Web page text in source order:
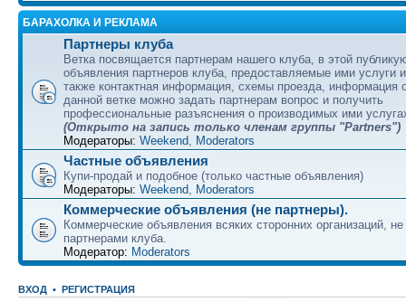
БАРАХОЛКА И РЕКЛАМА
Партнеры клуба
Ветка посвящается партнерам нашего клуба, в этой
объявления партнеров клуба, предоставляемые ими услуги
также контактная информация, схемы проезда, информация
данной ветке можно задать партнерам вопрос и получить
профессиональные разъяснения о производимых ими
(Открыто на запись только членам группы "Partners")
Модераторы: Weekend Moderators
Частные объявления
Купи-продай и подобное (только частные объявления)
Модераторы: Weekend Moderators
Коммерческие объявления (не партнеры).
Коммерческие объявления всяких сторонних организаций,
партнерами клуба.
Модератор: Moderators
ВХОД • РЕГИСТРАЦИЯ